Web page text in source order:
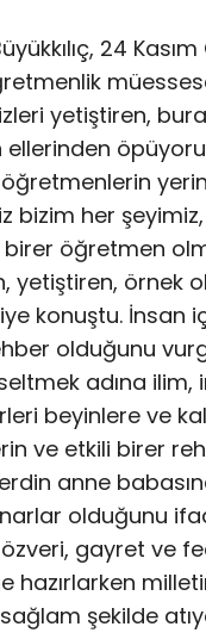
24
yetiştiren,
öğretmenlerin
bizim her
öğretmen
yetiştiren, örnek
konuştu. İnsan
olduğunu
adına
beyinlere ve
ve etkili birer
anne
olduğunu
gayret ve
şekilde